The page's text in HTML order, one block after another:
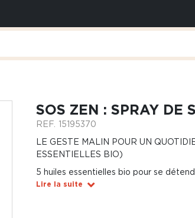
SOS ZEN : SPRAY DE
REF. 15195370
LE GESTE MALIN POUR UN
ESSENTIELLES BIO)
5 huiles essentielles bio pour se
Lire la suite